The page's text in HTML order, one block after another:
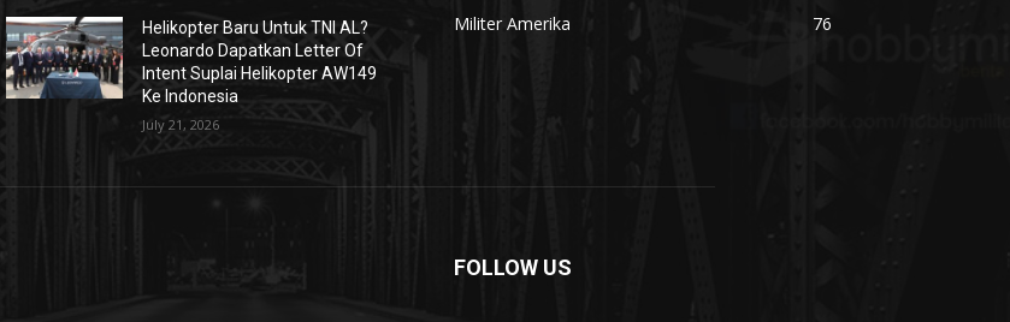
Helikopter Baru Untuk TNI AL?
Leonardo Dapatkan Letter Of
Intent Suplai Helikopter AW149
Ke Indonesia
July 21, 2026
Militer Amerika
76
FOLLOW US